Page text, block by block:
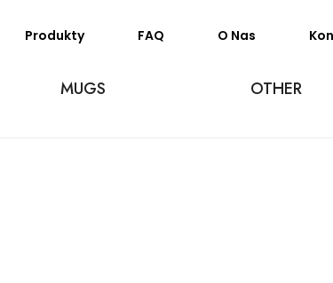
Produkty FAQ O Nas
MUGS OTHER